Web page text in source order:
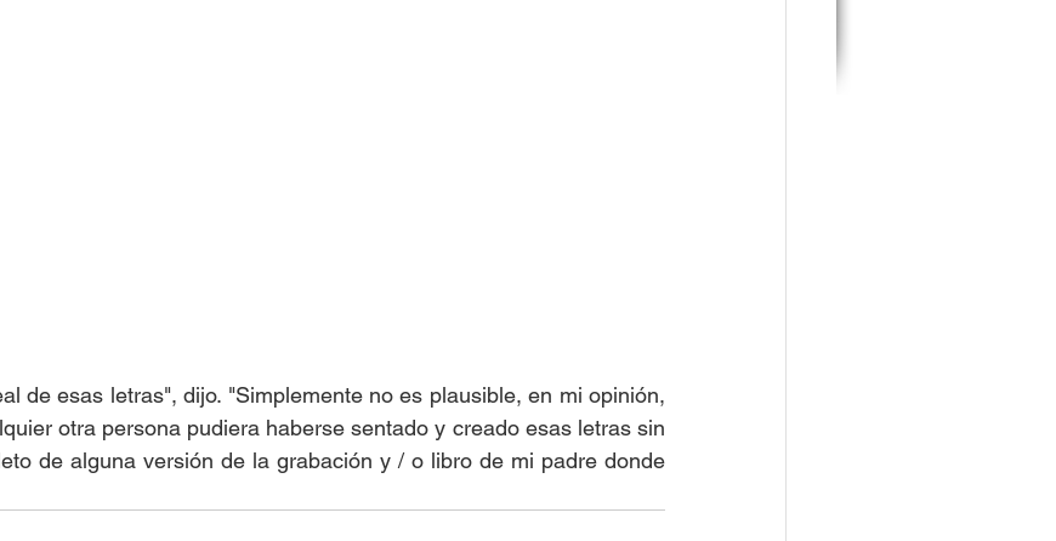
de esas letras", dijo. "Simplemente no es plausible, en mi opinión,
otra persona pudiera haberse sentado y creado esas letras sin
de alguna versión de la grabación y / o libro de mi padre donde